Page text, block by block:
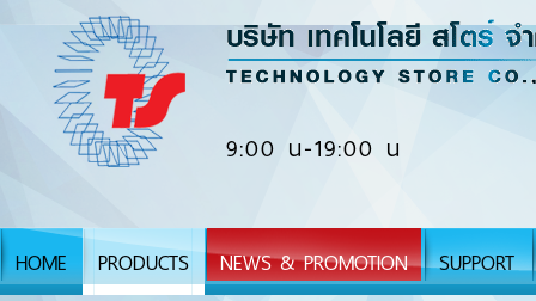
9:00 น-19:00 น
HOME PRODUCTS NEWS & PROMOTION SUPPORT